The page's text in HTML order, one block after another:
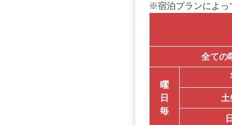
※宿泊プランによっ
全ての
曜
日
毎
土